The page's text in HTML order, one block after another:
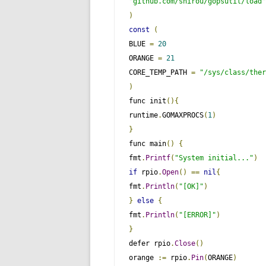
)
const
(
BLUE = 20
ORANGE = 21
CORE_TEMP_PATH =
"/sys/class/
)
func init (){
runtime.GOMAXPROCS( 1)
}
func main()
{
fmt . Printf( "System initial..." )
if rpio.Open() == nil{
fmt . Println( "[OK]" )
} else {
fmt . Println( "[ERROR]" )
}
defer rpio.Close()
orange
:= rpio. Pin(ORANGE)